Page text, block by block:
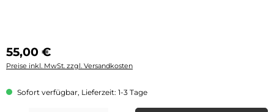
Regulärer Preis:
55,00 €
Preise inkl. MwSt. zzgl. Versandkosten
Sofort verfügbar, Lieferzeit: 1-3 Tage